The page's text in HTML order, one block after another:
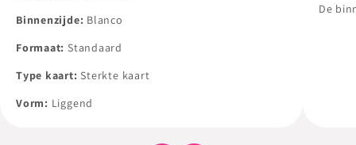
Binnenzijde: Blanco
Formaat: Standaard
Type kaart: Sterkte kaart
Vorm: Liggend
De